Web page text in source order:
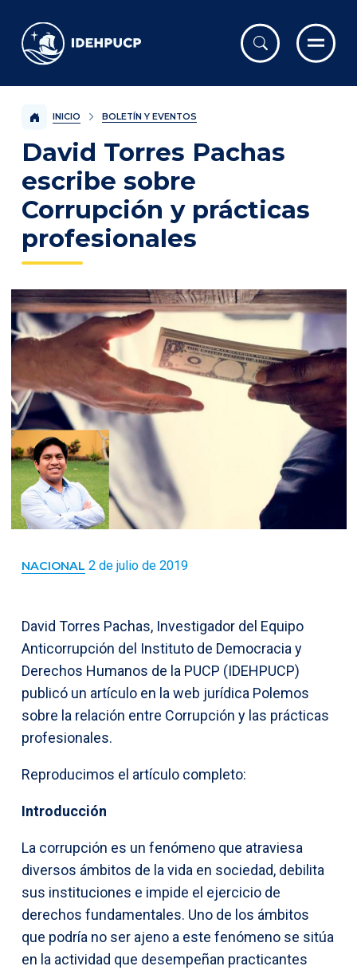
IDEHPUCP
INICIO BOLETÍN Y EVENTOS
David Torres Pachas
escribe sobre
Corrupción y prácticas
profesionales
NACIONAL 2 de julio de 2019
David Torres Pachas, Investigador del Equipo
Anticorrupción del Instituto de Democracia y
Derechos Humanos de la PUCP (IDEHPUCP)
publicó un artículo en la web jurídica Polemos
sobre la relación entre Corrupción y las prácticas
profesionales.
Reproducimos el artículo completo:
Introducción
La corrupción es un fenómeno que atraviesa
diversos ámbitos de la vida en sociedad, debilita
sus instituciones e impide el ejercicio de
derechos fundamentales. Uno de los ámbitos
que podría no ser ajeno a este fenómeno se sitúa
en la actividad que desempeñan practicantes